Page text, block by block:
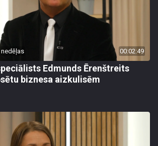
00:02:49
Edmunds Ērenštreits
biznesa aizkulisēm